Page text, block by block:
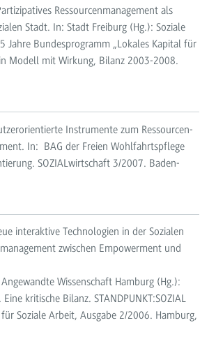
Ressourcenmanagement als
Stadt. In: Stadt Freiburg (Hg.): Soziale
Jahre Bundesprogramm „Lokales Kapital für
Modell mit Wirkung, Bilanz 2003-2008.
Instrumente zum Ressourcen-
In: BAG der Freien Wohlfahrtspflege
SOZIALwirtschaft 3/2007. Baden-
interaktive Technologien in der Sozialen
zwischen Empowerment und
Wissenschaft Hamburg (Hg.):
kritische Bilanz. STANDPUNKT:SOZIAL
Soziale Arbeit, Ausgabe 2/2006. Hamburg,